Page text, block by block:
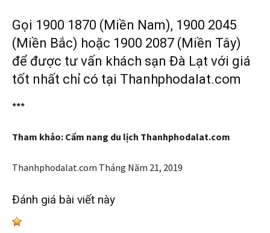
Gọi 1900 1870 (Miền Nam), 1900 2045
(Miền Bắc) hoặc 1900 2087 (Miền Tây)
để được tư vấn khách sạn Đà Lạt với giá
tốt nhất chỉ có tại Thanhphodalat.com
***
Tham khảo: Cẩm nang du lịch Thanhphodalat.com
Thanhphodalat.com Tháng Năm 21, 2019
Đánh giá bài viết này